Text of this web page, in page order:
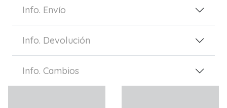
Info. Envío
Info. Devolución
Info. Cambios